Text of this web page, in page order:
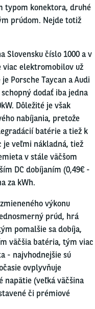
typom konektora, druhé
prúdom. Nejde totiž
Slovensku číslo 1000 a v
viac elektromobilov už
Porsche Taycan a Audi
dodať iba jedna
Dôležité je však
nabíjania, pretože
batérie a tiež k
je veľmi nákladná, tiež
v stále väčšom
DC dobíjaním (0,49€ -
za kWh.
výkonu
prúd, hrá
pomalšie sa dobíja,
väčšia batéria, tým viac
- najvhodnejšie sú
ovplyvňuje
napätie (veľká väčšina
či prémiové